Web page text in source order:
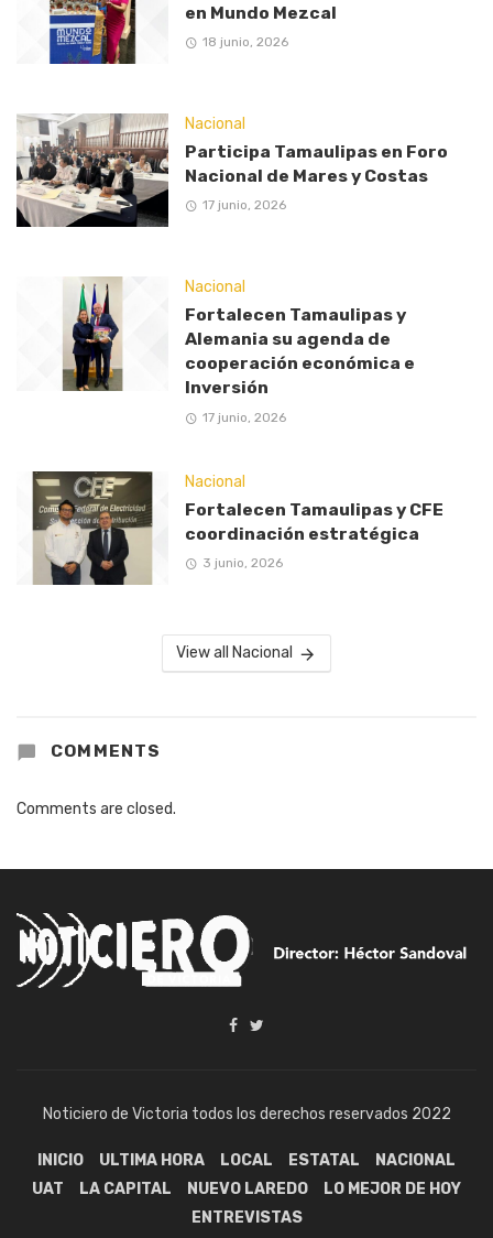
en Mundo Mezcal
18 junio, 2026
Nacional
Participa Tamaulipas en Foro
Nacional de Mares y Costas
17 junio, 2026
Nacional
Fortalecen Tamaulipas y
Alemania su agenda de
cooperación económica e
Inversión
17 junio, 2026
Nacional
Fortalecen Tamaulipas y CFE
coordinación estratégica
3 junio, 2026
View all Nacional
COMMENTS
Comments are closed.
Noticiero de Victoria todos los derechos reservados 2022
INICIO ULTIMA HORA LOCAL ESTATAL
NACIONAL
UAT
LA CAPITAL NUEVO LAREDO
LO MEJOR DE HOY
ENTREVISTAS